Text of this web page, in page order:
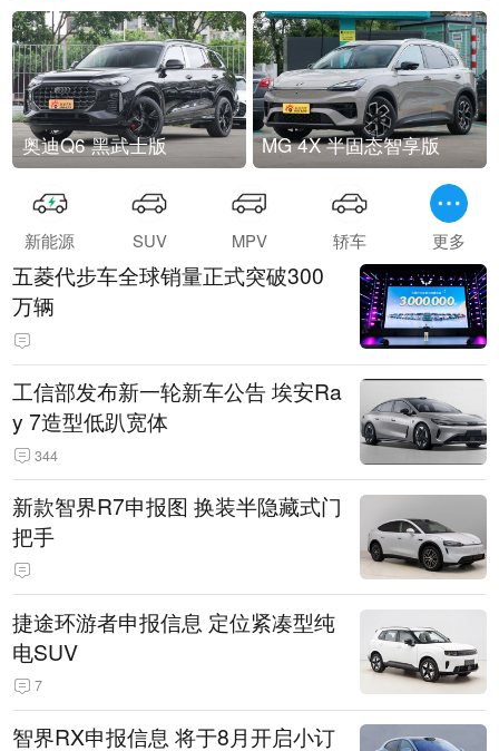
奥迪Q6 黑武士版 MG 4X 半固态智享版
新能源 SUV MPV 轿车 更多
五菱代步车全球销量正式突破300
万辆
工信部发布新一轮新车公告 埃安Ra
y 7造型低趴宽体
344
新款智界R7申报图 换装半隐藏式门
把手
捷途环游者申报信息 定位紧凑型纯
电SUV
7
智界RX申报信息 将于8月开启小订